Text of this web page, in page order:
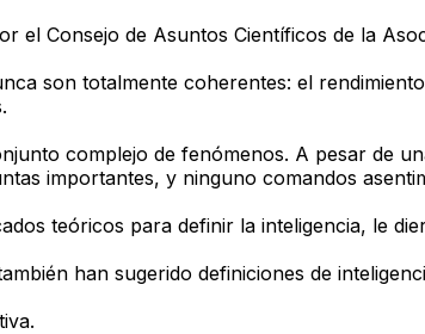
el Consejo de Asuntos Científicos de la
son totalmente coherentes: el
complejo de fenómenos. A pesar de
importantes, y ninguno comandos
teóricos para definir la inteligencia, le
han sugerido definiciones de